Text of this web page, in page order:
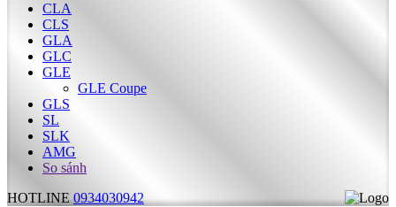
CLA
CLS
GLA
GLC
GLE
GLE Coupe
GLS
SL
SLK
AMG
So sánh
HOTLINE 0934030942